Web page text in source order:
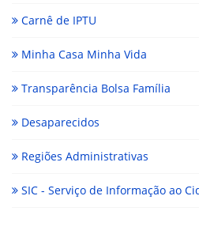
Carnê de IPTU
Minha Casa Minha Vida
Transparência Bolsa Família
Desaparecidos
Regiões Administrativas
SIC - Serviço de Informação ao